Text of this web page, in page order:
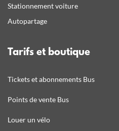
Stationnement voiture
Autopartage
Tarifs et boutique
Tickets et abonnements Bus
Points de vente Bus
Louer un vélo